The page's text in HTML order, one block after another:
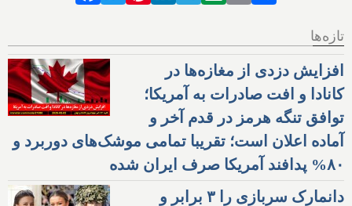
تازه‌ها
افزایش دزدی از مغازه‌ها در
کانادا و افت صادرات به آمریکا؛
توافق تنگه هرمز در قدم آخر و
آماده اعلان است؛ تقریبا تمامی موشک‌های دوربرد و
۸۰% پدافند آمریکا صرف ایران شده
دانمارک سربازی را ۳ برابر و